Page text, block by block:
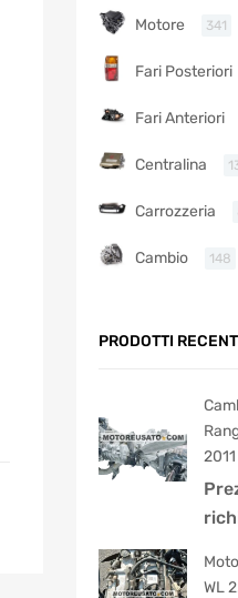
Motore 341
Fari Posteriori
Fari Anteriori
Centralina
Carrozzeria
Cambio 148
PRODOTTI
WL